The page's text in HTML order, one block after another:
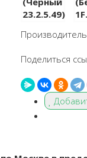
Производитель
Поделиться